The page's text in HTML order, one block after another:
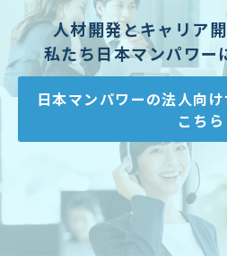
人材開発とキャリア
私たち日本マンパワー
日本マンパワーの法人向
こちら